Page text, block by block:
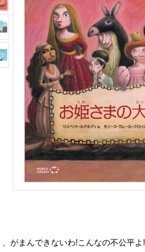
、がまんできないわ!こんなの不公平よ!